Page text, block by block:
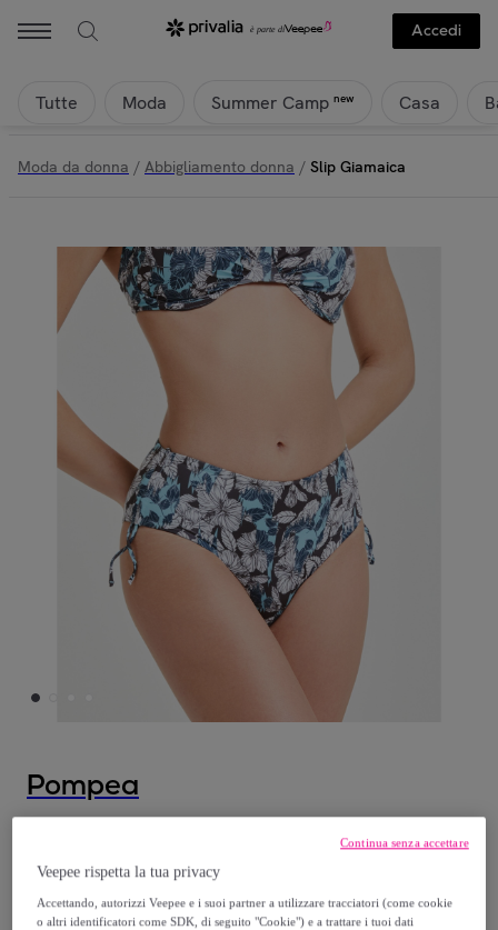
Accedi
Tutte Moda Summer Camp new Casa
Moda da donna / Abbigliamento donna / Slip Giamaica
Pompea
9, €
Veepee rispetta la tua privacy
Accettando, autorizzi Veepee e i suoi partner a utilizzare tracciatori (come cookie
o altri identificatori come SDK, di seguito "Cookie") e a trattare i tuoi dati
Continua senza accettare